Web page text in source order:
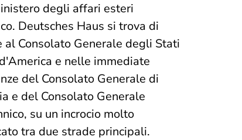
degli affari esteri
Deutsches Haus si trova di
al Consolato Generale degli Stati
e nelle immediate
del Consolato Generale di
e del Consolato Generale
su un incrocio molto
tra due strade principali.